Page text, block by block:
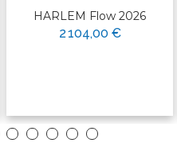
HARLEM Flow 2026
2 104,00 €